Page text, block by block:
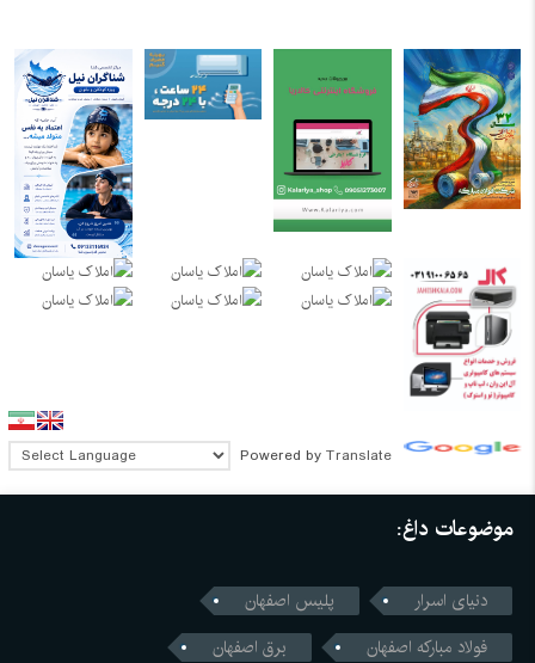
Powered by Translate
موضوعات داغ:
دنیای اسرار
پلیس اصفهان
فولاد مبارکه اصفهان
برق اصفهان